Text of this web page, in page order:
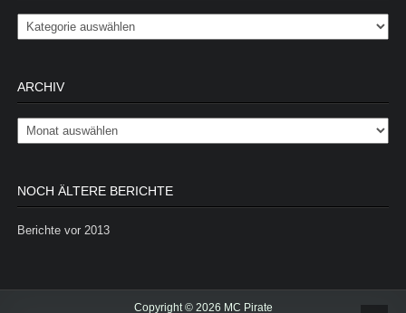
Berichte nach Kategorien
ARCHIV
Archiv
NOCH ÄLTERE BERICHTE
Berichte vor 2013
Copyright © 2026 MC Pirate